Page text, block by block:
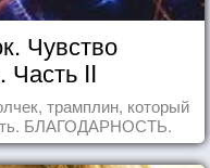
Чувство
Часть II
трамплин, который
БЛАГОДАРНОСТЬ.